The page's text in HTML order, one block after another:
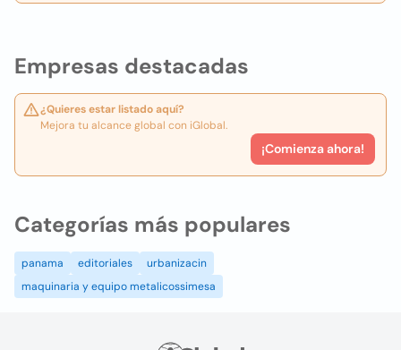
Empresas destacadas
¿Quieres estar listado aquí?
Mejora tu alcance global con iGlobal.
¡Comienza ahora!
Categorías más populares
panama editoriales
urbanizacin
maquinaria y equipo metalicossimesa